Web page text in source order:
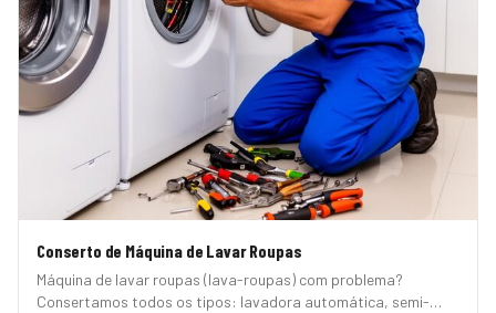
Conserto de Máquina de Lavar Roupas
Máquina de lavar roupas (lava-roupas) com problema?
Consertamos todos os tipos: lavadora automática, semi-